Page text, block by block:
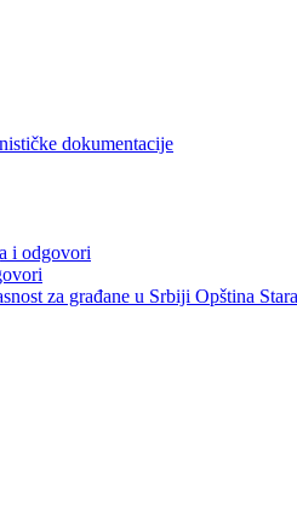
dokumentacije
i odgovori
za građane u Srbiji Opština